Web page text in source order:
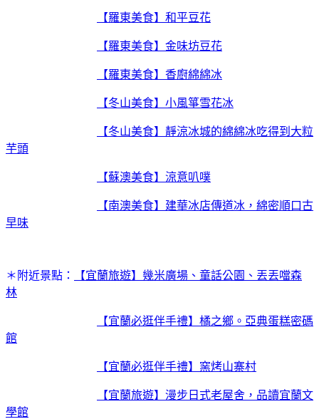
【羅東美食】和平豆花
【羅東美食】金味坊豆花
【羅東美食】香廚綿綿冰
【冬山美食】小風箏雪花冰
【冬山美食】靜涼冰城的綿綿冰吃得到大粒
芋頭
【蘇澳美食】涼意叭噗
【南澳美食】建華冰店傳道冰，綿密順口古
早味
＊附近景點：
【宜蘭旅遊】幾米廣場、童話公園、丟丟噹森
林
【宜蘭必逛伴手禮】橘之鄉。亞典蛋糕密碼
館
【宜蘭必逛伴手禮】窯烤山寨村
【宜蘭旅遊】漫步日式老屋舍，品讀宜蘭文
學館